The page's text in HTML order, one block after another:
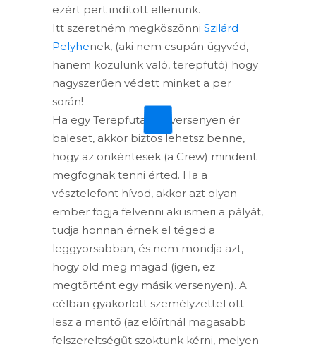
ezért pert indított ellenünk.
Itt szeretném megköszönni Szilárd
Pelyhenek, (aki nem csupán ügyvéd,
hanem közülünk való, terepfutó) hogy
nagyszerűen védett minket a per
során!
Ha egy Terepfutas.hu
versenyen ér
baleset, akkor biztos lehetsz benne,
hogy az önkéntesek (a Crew) mindent
megfognak tenni érted. Ha a
vésztelefont hívod, akkor azt olyan
ember fogja felvenni aki ismeri a pályát,
tudja honnan érnek el téged a
leggyorsabban, és nem mondja azt,
hogy old meg magad (igen, ez
megtörtént egy másik versenyen). A
célban gyakorlott személyzettel ott
lesz a mentő (az előírtnál magasabb
felszereltségűt szoktunk kérni, melyen